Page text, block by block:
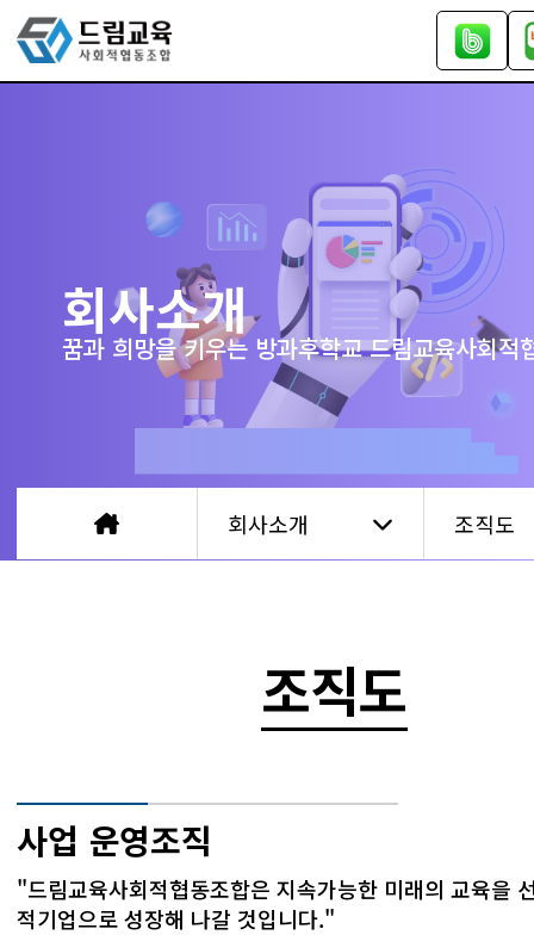
회사소개
꿈과 희망을 키우는 방과후학교 드림교육사회적
회사소개 조직도
조직도
사업 운영조직
"드림교육사회적협동조합은 지속가능한 미래의 교육을
적기업으로 성장해 나갈 것입니다."